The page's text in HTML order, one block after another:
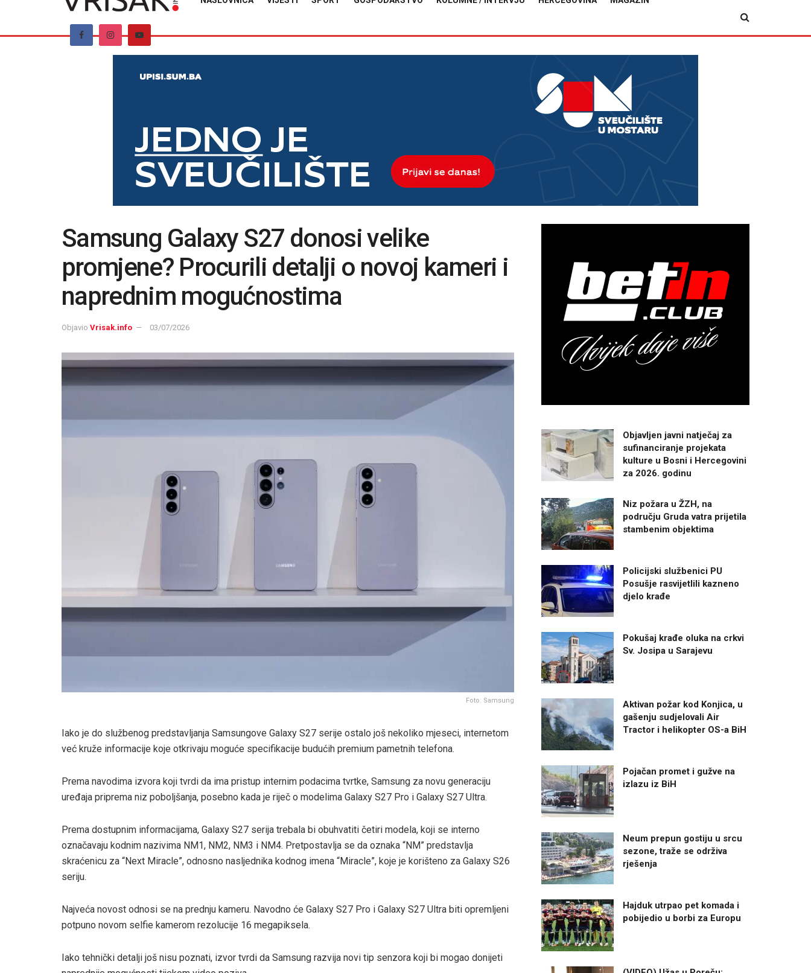
Samsung Galaxy S27 donosi velike
promjene? Procurili detalji o novoj kameri i
naprednim mogućnostima
Objavio Vrisak.info 03/07/2026
Foto: Samsung
Iako je do službenog predstavljanja Samsungove Galaxy S27 serije ostalo još nekoliko mjeseci, internetom
već kruže informacije koje otkrivaju moguće specifikacije budućih premium pametnih telefona.
Prema navodima izvora koji tvrdi da ima pristup internim podacima tvrtke, Samsung za novu generaciju
uređaja priprema niz poboljšanja, posebno kada je riječ o modelima Galaxy S27 Pro i Galaxy S27 Ultra.
Prema dostupnim informacijama, Galaxy S27 serija trebala bi obuhvatiti četiri modela, koji se interno
označavaju kodnim nazivima NM1, NM2, NM3 i NM4. Pretpostavlja se da oznaka “NM” predstavlja
skraćenicu za “Next Miracle”, odnosno nasljednika kodnog imena “Miracle”, koje je korišteno za Galaxy S26
seriju.
Najveća novost odnosi se na prednju kameru. Navodno će Galaxy S27 Pro i Galaxy S27 Ultra biti opremljeni
potpuno novom selfie kamerom rezolucije 16 megapiksela.
Iako tehnički detalji još nisu poznati, izvor tvrdi da Samsung razvija novi tip senzora koji bi mogao donijeti
Objavljen javni natječaj za
sufinanciranje projekata
kulture u Bosni i Hercegovini
za 2026. godinu
Niz požara u ŽZH, na
području Gruda vatra prijetila
stambenim objektima
Policijski službenici PU
Posušje rasvijetlili kazneno
djelo krađe
Pokušaj krađe oluka na crkvi
Sv. Josipa u Sarajevu
Aktivan požar kod Konjica, u
gašenju sudjelovali Air
Tractor i helikopter OS-a BiH
Pojačan promet i gužve na
izlazu iz BiH
Neum prepun gostiju u srcu
sezone, traže se održiva
rješenja
Hajduk utrpao pet komada i
pobijedio u borbi za Europu